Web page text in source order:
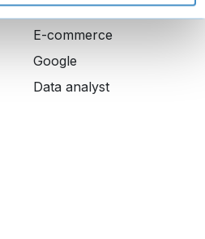
Social media manager
E-commerce
Google
Data analyst